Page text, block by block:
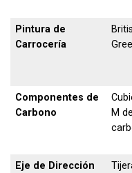
Pintura de
Carrocería
Componentes de
Carbono
M
Eje de Dirección